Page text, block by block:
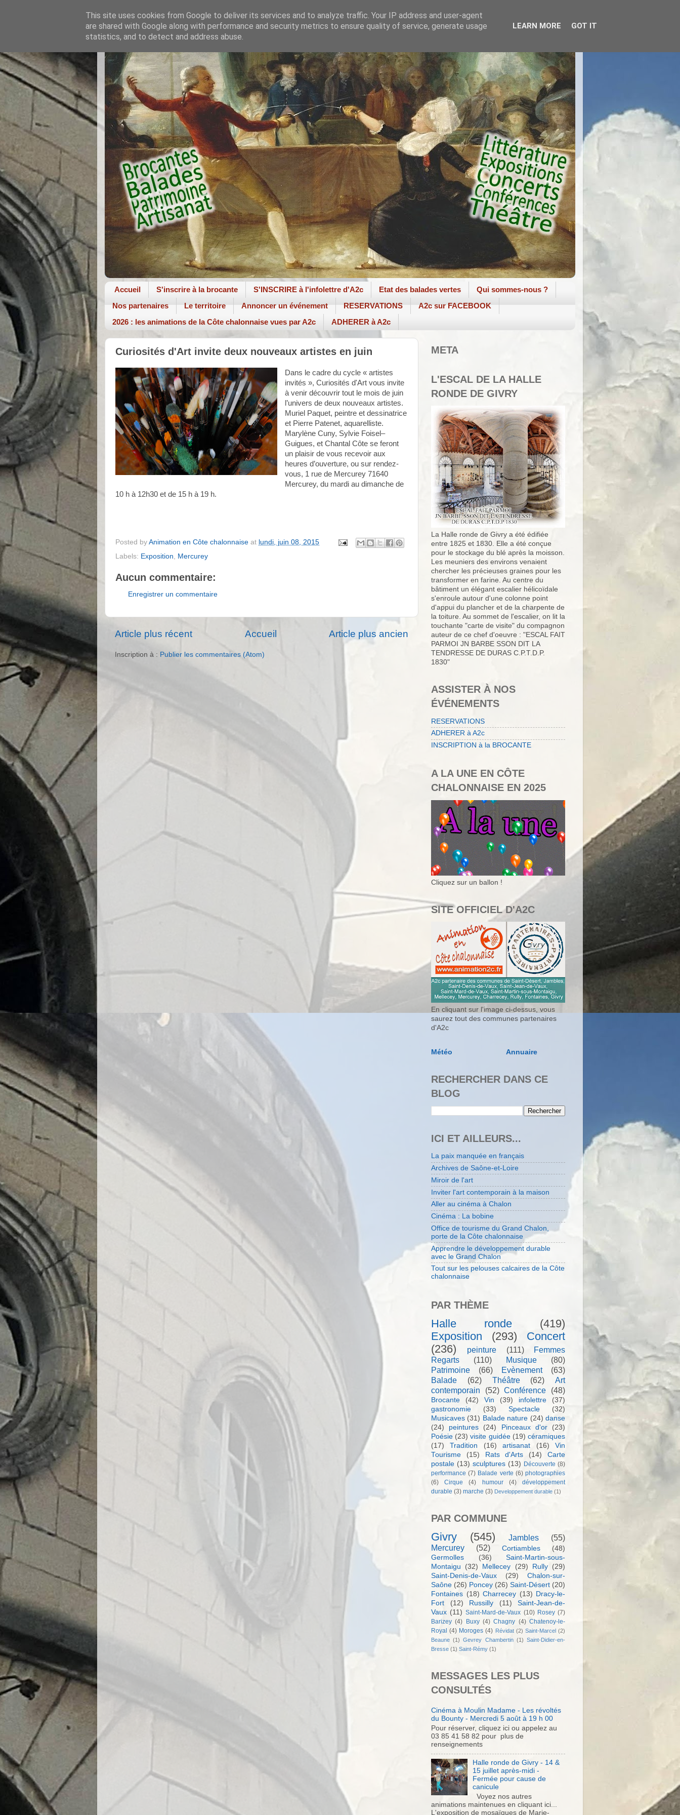
Accueil S'inscrire à la brocante S'INSCRIRE à l'infolettre d'A2c Etat des balades vertes
Qui sommes-nous ?
Nos partenaires
Le territoire Annoncer un événement RESERVATIONS
A2c sur FACEBOOK
2026 : les animations de la Côte chalonnaise vues par A2c
ADHERER à A2c
Curiosités d'Art invite deux nouveaux artistes en juin
Dans le cadre du cycle « artistes
invités », Curiosités d'Art vous invite
à venir découvrir tout le mois de juin
l’univers de deux nouveaux artistes.
Muriel Paquet, peintre et dessinatrice
et Pierre Patenet, aquarelliste.
Marylène Cuny, Sylvie Foisel–
Guigues, et Chantal Côte se feront
un plaisir de vous recevoir aux
heures d’ouverture, ou sur rendez-
vous, 1 rue de Mercurey 71640
Mercurey, du mardi au dimanche de
10 h à 12h30 et de 15 h à 19 h.
Posted by Animation en Côte chalonnaise at lundi, juin 08, 2015
Labels: Exposition Mercurey
Aucun commentaire:
Enregistrer un commentaire
Article plus récent Article plus ancien
Accueil
Inscription à : Publier les commentaires (Atom)
META
L'ESCAL DE LA HALLE
RONDE DE GIVRY
La Halle ronde de Givry a été édifiée
entre 1825 et 1830. Elle a été conçue
pour le stockage du blé après la moisson.
Les meuniers des environs venaient
chercher les précieuses graines pour les
transformer en farine. Au centre du
bâtiment un élégant escalier hélicoïdale
s'enroule autour d'une colonne point
d'appui du plancher et de la charpente de
la toiture. Au sommet de l'escalier, on lit la
touchante "carte de visite" du compagnon
auteur de ce chef d'oeuvre : "ESCAL FAIT
PARMOI JN BARBE SSON DIT LA
TENDRESSE DE DURAS C.P.T.D.P.
1830"
ASSISTER À NOS
ÉVÉNEMENTS
RESERVATIONS
ADHERER à A2c
INSCRIPTION à la BROCANTE
A LA UNE EN CÔTE
CHALONNAISE EN 2025
Cliquez sur un ballon !
SITE OFFICIEL D'A2C
En cliquant sur l'image ci-dessus, vous
saurez tout des communes partenaires
d'A2c
Météo Annuaire
RECHERCHER DANS CE
BLOG
ICI ET AILLEURS...
La paix manquée en français
Archives de Saône-et-Loire
Miroir de l'art
Inviter l'art contemporain à la maison
Aller au cinéma à Chalon
Cinéma : La bobine
Office de tourisme du Grand Chalon,
porte de la Côte chalonnaise
Apprendre le développement durable
avec le Grand Chalon
Tout sur les pelouses calcaires de la Côte
chalonnaise
PAR THÈME
Halle ronde
(419)
Exposition
(293)
Concert
(236)
peinture (111)
Femmes
Regarts
(110) Musique
(80)
Patrimoine
(66) Evènement
(63)
Balade
(62) Théâtre (62)
Art
contemporain
(52) Conférence (48)
Brocante (42) Vin (39) infolettre
(37)
gastronomie
(33) Spectacle
(32)
Musicaves (31) Balade nature (24) danse
(24)
peintures (24) Pinceaux d'or
(23)
Poésie (23) visite guidée (19) céramiques
(17)
Tradition (16) artisanat (16)
Vin
Tourisme
(15) Rats d'Arts (14)
Carte
postale (13) sculptures (13) Découverte (8)
performance (7) Balade verte (6) photographies
(6)
Cirque (4) humour (4)
développement
durable (3) marche (3) Developpement durable (1)
PAR COMMUNE
Givry (545) Jambles
(55)
Mercurey
(52) Cortiambles
(48)
Germolles
(36)
Saint-Martin-sous-
Montaigu
(32) Mellecey (29) Rully
(29)
Saint-Denis-de-Vaux
(29)
Chalon-sur-
Saône (26) Poncey (26) Saint-Désert (20)
Fontaines (18) Charrecey (13) Dracy-le-
Fort
(12) Russilly (11)
Saint-Jean-de-
Vaux (11) Saint-Mard-de-Vaux (10) Rosey (7)
Barizey (4) Buxy (4) Chagny (4) Chatenoy-le-
Royal (4) Moroges (4) Révidat (2) Saint-Marcel (2)
Beaune (1) Gevrey Chambertin (1) Saint-Didier-en-
Bresse (1) Saint-Rémy (1)
MESSAGES LES PLUS
CONSULTÉS
Cinéma à Moulin Madame - Les révoltés
du Bounty - Mercredi 5 août à 19 h 00
Pour réserver, cliquez ici ou appelez au
03 85 41 58 82 pour plus de
renseignements
Halle ronde de Givry - 14 &
15 juillet après-midi -
Fermée pour cause de
canicule
Voyez nos autres
animations maintenues en cliquant ici...
L'exposition de mosaïques de Marie-
This site uses cookies from Google to deliver its services and to analyze traffic. Your IP address and user-agent
are shared with Google along with performance and security metrics to ensure quality of service, generate usage
statistics, and to detect and address abuse.
LEARN MORE GOT IT